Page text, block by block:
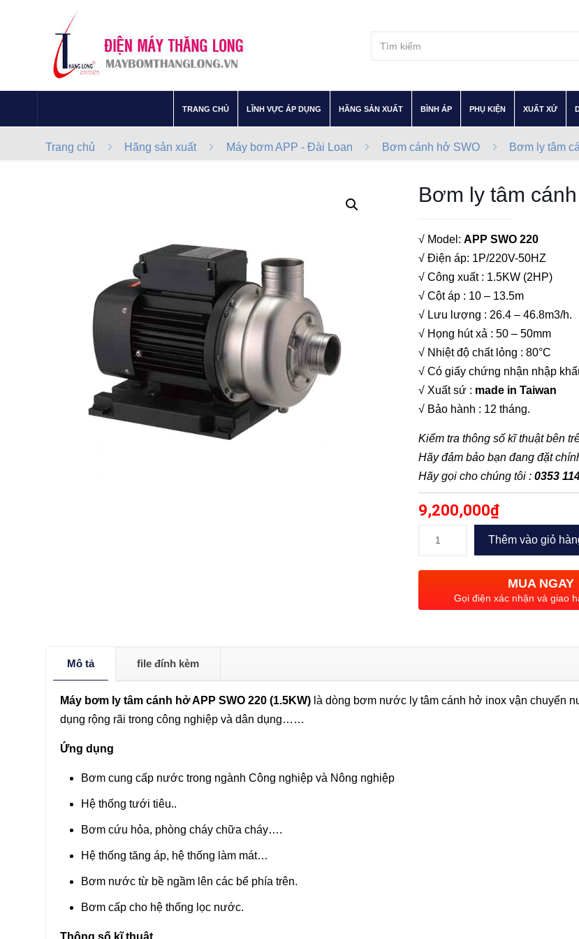
TRANG CHỦ LĨNH VỰC ÁP DỤNG HÃNG SẢN XUẤT BÌNH ÁP PHỤ KIỆN XUẤT XỨ–
Trang chủ Hãng sản xuất Máy bơm APP - Đài Loan Bơm cánh hở SWO Bơm ly tâm
Bơm ly tâm
√ Model:APP SWO 220
√ Điện áp: 1P/220V-50HZ
√ Công xuất : 1.5KW (2HP)
√ Cột áp : 10 – 13.5m
√ Lưu lượng : 26.4 – 46.8m3/h.
√ Họng hút xả : 50 – 50mm
√ Nhiệt độ chất lỏng : 80°C
√ Có giấy chứng nhận nhập
√ Xuất sứ : made in Taiwan
√ Bảo hành : 12 tháng.
Kiểm tra thông số kĩ thuật bên
Hãy đảm bảo bạn đang đặt
Hãy gọi cho chúng tôi :0353
9,200,000₫
tâm
hở
(1.5KW)
số
Thêm vào giỏ
MUA NGAY
Gọi điện xác nhận và giao
Mô tả file đính kèm
Máy bơm ly tâm cánh hở APP SWO 220 (1.5KW) là dòng bơm nước ly tâm cánh hở inox vận
dụng rộng rãi trong công nghiệp và dân dụng……
Ứng dụng
Bơm cung cấp nước trong ngành Công nghiệp và Nông nghiệp
Hệ thống tưới tiêu..
Bơm cứu hỏa, phòng cháy chữa cháy….
Hệ thống tăng áp, hệ thống làm mát…
Bơm nước từ bề ngầm lên các bể phía trên.
Bơm cấp cho hệ thống lọc nước.
Thông số kĩ thuật.